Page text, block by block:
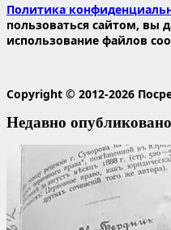
Политика
пользоваться сайтом, вы
использование файлов
Copyright © 2012-2026
Недавно опубликовано